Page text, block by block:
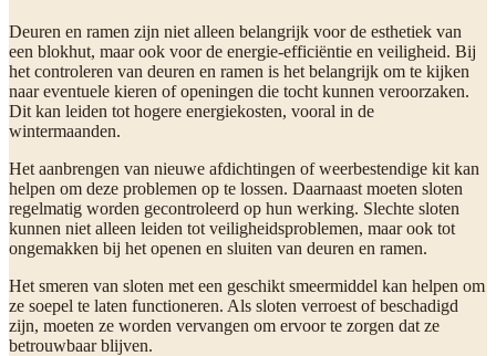
Deuren en ramen zijn niet alleen belangrijk voor de esthetiek van
een blokhut, maar ook voor de energie-efficiëntie en veiligheid. Bij
het controleren van deuren en ramen is het belangrijk om te kijken
naar eventuele kieren of openingen die tocht kunnen veroorzaken.
Dit kan leiden tot hogere energiekosten, vooral in de
wintermaanden.
Het aanbrengen van nieuwe afdichtingen of weerbestendige kit kan
helpen om deze problemen op te lossen. Daarnaast moeten sloten
regelmatig worden gecontroleerd op hun werking. Slechte sloten
kunnen niet alleen leiden tot veiligheidsproblemen, maar ook tot
ongemakken bij het openen en sluiten van deuren en ramen.
Het smeren van sloten met een geschikt smeermiddel kan helpen om
ze soepel te laten functioneren. Als sloten verroest of beschadigd
zijn, moeten ze worden vervangen om ervoor te zorgen dat ze
betrouwbaar blijven.